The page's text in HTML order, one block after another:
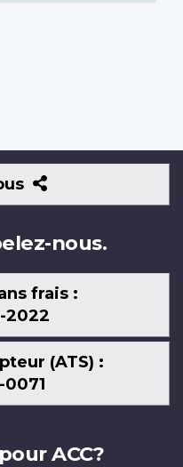
Suivez-
nous
nous.
frais :
2022
(ATS) :
0071
ACC?